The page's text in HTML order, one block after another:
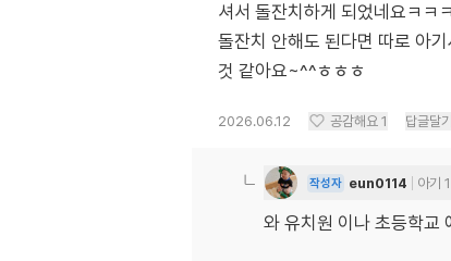
셔서 돌잔치하게 되었네요ㅋㅋ
돌잔치 안해도 된다면 따로 아
것 같아요~^^ㅎㅎㅎ
2026.06.12 공감해요 1 답글달기
작성자 eun0114 아기
와 유치원 이나 초등학교